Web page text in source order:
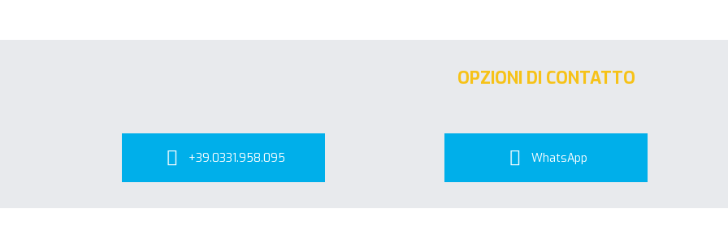
OPZIONI DI CONTATTO
+39.0331.958.095 WhatsApp